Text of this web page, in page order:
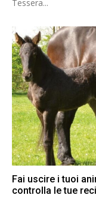
Tessera...
Fai uscire i tuoi
controlla le tue